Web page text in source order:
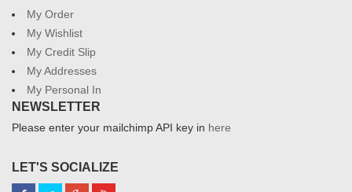
My Order
My Wishlist
My Credit Slip
My Addresses
My Personal In
NEWSLETTER
Please enter your mailchimp API key in here
LET'S SOCIALIZE